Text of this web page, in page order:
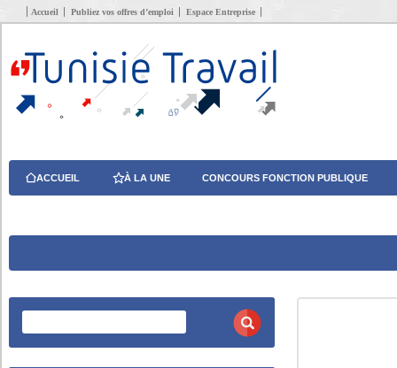
Accueil Publiez vos offres d’emploi Espace Entreprise
ACCUEIL À LA UNE CONCOURS FONCTION PUBLIQUE